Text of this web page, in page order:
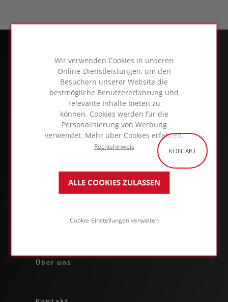
Wir verwenden Cookies in unseren
Online-Dienstleistungen, um den
Besuchern unserer Website die
bestmögliche Benutzererfahrung und
relevante Inhalte bieten zu
können. Cookies werden für die
Personalisierung von Werbung
verwendet. Mehr über Cookies erfahren.
Rechtshinweis
ALLE COOKIES ZULASSEN
Cookie-Einstellungen verwalten
KONTAKT
Anwendungen & Lösungen
Produkte
Über uns